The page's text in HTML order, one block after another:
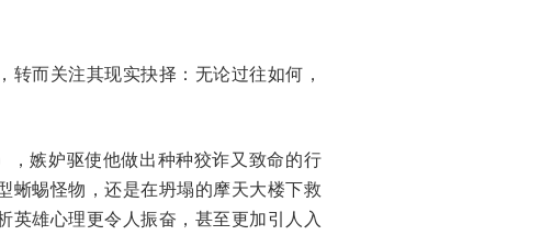
而关注其现实抉择：无论过往如何，
嫉妒驱使他做出种种狡诈又致命的行
蜥蜴怪物，还是在坍塌的摩天大楼下救
英雄心理更令人振奋，甚至更加引人入